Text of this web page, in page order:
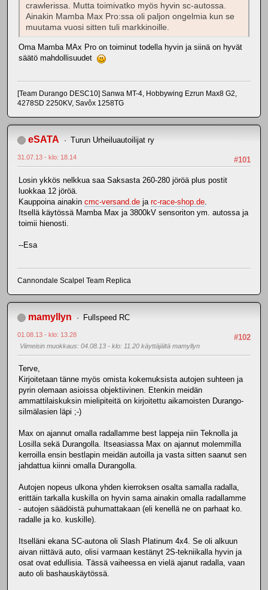
crawlerissa. Mutta toimivatko myös hyvin sc-autossa.
Ainakin Mamba Max Pro:ssa oli paljon ongelmia kun se
muutama vuosi sitten tuli markkinoille.
Oma Mamba MAx Pro on toiminut todella hyvin ja siinä on hyvät
säätö mahdollisuudet
[Team Durango DESC10] Sanwa MT-4, Hobbywing Ezrun Max8 G2,
4278SD 2250KV, Savôx 1258TG
eSATA Turun Urheiluautoilijat ry
#101
31.07.13 - klo: 18.14
Losin ykkös nelkkua saa Saksasta 260-280 jöröä plus postit
luokkaa 12 jöröä.
Kauppoina ainakin cmc-versand.de ja rc-race-shop.de
Itsellä käytössä Mamba Max ja 3800kV sensoriton ym. autossa ja
toimii hienosti.
--Esa
Cannondale Scalpel Team Replica
mamyllyn Fullspeed RC
#102
01.08.13 - klo: 13.28
Viimeisin muokkaus: 04.08.13 - klo: 11.20 käyttäjältä mamyllyn
Terve,
Kirjoitetaan tänne myös omista kokemuksista autojen suhteen ja
pyrin olemaan asioissa objektiivinen. Etenkin meidän
ammattilaiskuksin mielipiteitä on kirjoitettu aikamoisten Durango-
silmälasien läpi ;-)
Max on ajannut omalla radallamme best lappeja niin Teknolla ja
Losilla sekä Durangolla. Itseasiassa Max on ajannut molemmilla
kerroilla ensin bestlapin meidän autoilla ja vasta sitten saanut sen
jahdattua kiinni omalla Durangolla.
Autojen nopeus ulkona yhden kierroksen osalta samalla radalla,
erittäin tarkalla kuskilla on hyvin sama ainakin omalla radallamme
- autojen säädöistä puhumattakaan (eli kenellä ne on parhaat ko.
radalle ja ko. kuskille).
Itselläni ekana SC-autona oli Slash Platinum 4x4. Se oli alkuun
aivan riittävä auto, olisi varmaan kestänyt 2S-tekniikalla hyvin ja
osat ovat edullisia. Tässä vaiheessa en vielä ajanut radalla, vaan
auto oli bashauskäytössä.